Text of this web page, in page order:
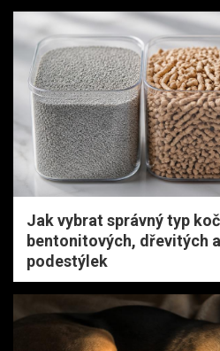
Jak vybrat správný typ
bentonitových, dřevitých
podestýlek